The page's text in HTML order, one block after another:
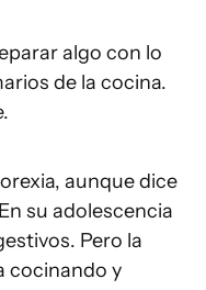
algo con lo
de la cocina.
aunque dice
su adolescencia
Pero la
cocinando y